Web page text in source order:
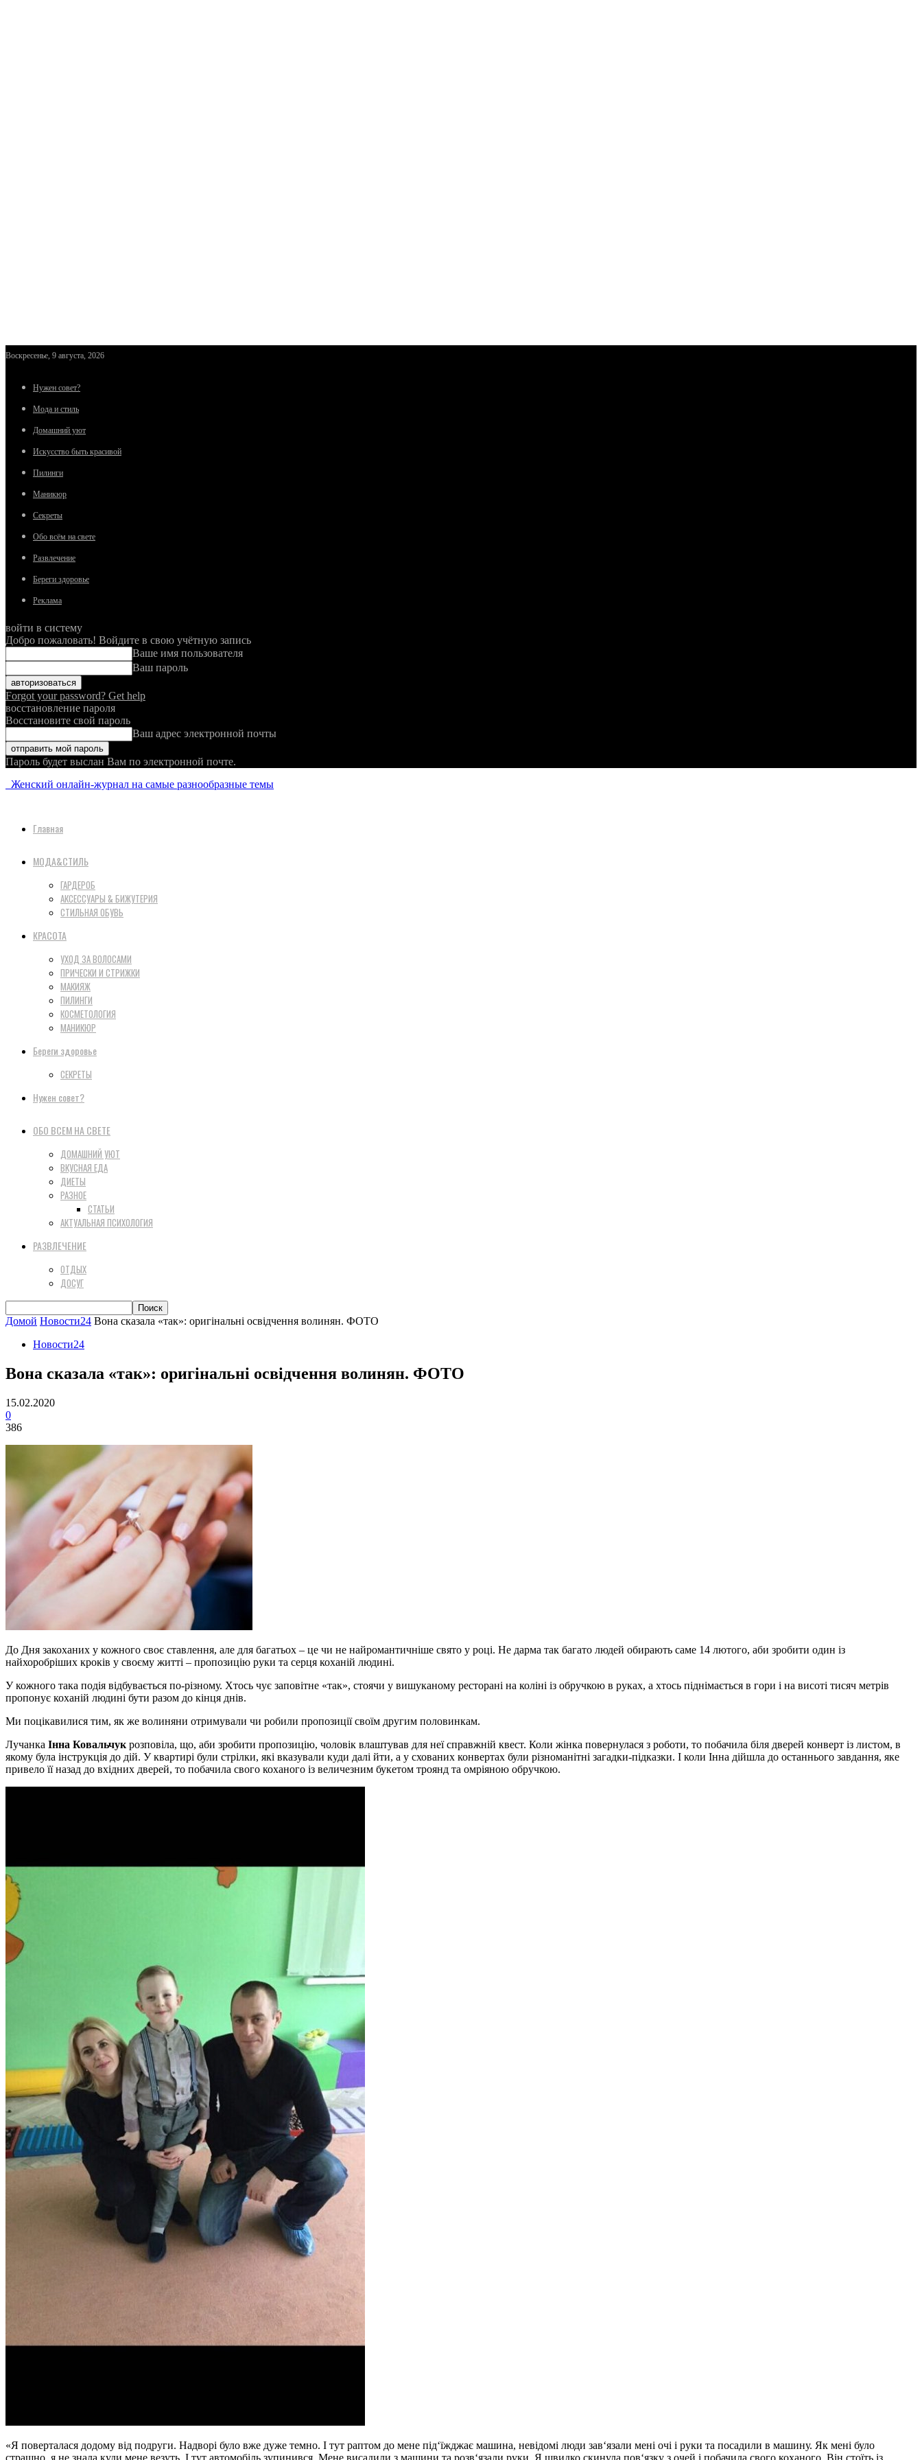
Воскресенье, 9 августа, 2026
Нужен совет?
Мода и стиль
Домашний уют
Искусство быть красивой
Пилинги
Маникюр
Секреты
Обо всём на свете
Развлечение
Береги здоровье
Реклама
войти в систему
Добро пожаловать! Войдите в свою учётную запись
Ваше имя пользователя
Ваш пароль
Forgot your password? Get help
восстановление пароля
Восстановите свой пароль
Ваш адрес электронной почты
Пароль будет выслан Вам по электронной почте.
Женский онлайн-журнал на самые разнообразные темы
Главная
МОДА&СТИЛЬ
ГАРДЕРОБ
АКСЕССУАРЫ & БИЖУТЕРИЯ
СТИЛЬНАЯ ОБУВЬ
КРАСОТА
УХОД ЗА ВОЛОСАМИ
ПРИЧЕСКИ И СТРИЖКИ
МАКИЯЖ
ПИЛИНГИ
КОСМЕТОЛОГИЯ
МАНИКЮР
Береги здоровье
СЕКРЕТЫ
Нужен совет?
ОБО ВСЕМ НА СВЕТЕ
ДОМАШНИЙ УЮТ
ВКУСНАЯ ЕДА
ДИЕТЫ
РАЗНОЕ
СТАТЬИ
АКТУАЛЬНАЯ ПСИХОЛОГИЯ
РАЗВЛЕЧЕНИЕ
ОТДЫХ
ДОСУГ
Домой Новости24 Вона сказала «так»: оригінальні освідчення волинян. ФОТО
Новости24
Вона сказала «так»: оригінальні освідчення волинян. ФОТО
15.02.2020
0
386
До Дня закоханих у кожного своє ставлення, але для багатьох – це чи не найромантичніше свято у році. Не дарма так багато людей обирають саме 14 лютого, аби зробити один із
найхоробріших кроків у своєму житті – пропозицію руки та серця коханій людині.
У кожного така подія відбувається по-різному. Хтось чує заповітне «так», стоячи у вишуканому ресторані на коліні із обручкою в руках, а хтось піднімається в гори і на висоті тисяч метрів
пропонує коханій людині бути разом до кінця днів.
Ми поцікавилися тим, як же волиняни отримували чи робили пропозиції своїм другим половинкам.
Лучанка Інна Ковальчук розповіла, що, аби зробити пропозицію, чоловік влаштував для неї справжній квест. Коли жінка повернулася з роботи, то побачила біля дверей конверт із листом, в
якому була інструкція до дій. У квартирі були стрілки, які вказували куди далі йти, а у схованих конвертах були різноманітні загадки-підказки. І коли Інна дійшла до останнього завдання, яке
привело її назад до вхідних дверей, то побачила свого коханого із величезним букетом троянд та омріяною обручкою.
«Я поверталася додому від подруги. Надворі було вже дуже темно. І тут раптом до мене під‘їжджає машина, невідомі люди зав‘язали мені очі і руки та посадили в машину. Як мені було
страшно, я не знала куди мене везуть. І тут автомобіль зупинився. Мене висадили з машини та розв‘язали руки. Я швидко скинула пов‘язку з очей і побачила свого коханого. Він стоїть із